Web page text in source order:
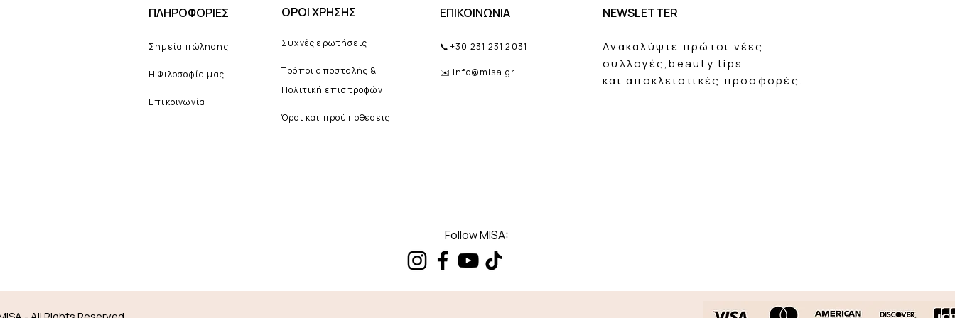
ΠΛΗΡΟΦΟΡΙΕΣ
Σημεία πώλησης
Η Φιλοσοφία μας
Επικοινωνία
ΟΡΟΙ ΧΡΗΣΗΣ
Συχνές ερωτήσεις
Τρόποι αποστολής &
Πολιτική επιστροφών
Όροι και προϋποθέσεις
ΕΠΙΚΟΙΝΩΝΙΑ
📞+30 231 231 2031
✉️ info@misa.gr
NEWSLETTER
Ανακαλύψτε πρώτοι νέες
συλλογές,beauty tips
και αποκλειστικές προσφορές.
Follow MISA: